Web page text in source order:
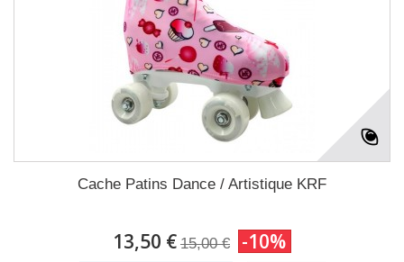
Cache Patins Dance / Artistique KRF
13,50 € 15,00 € -10%